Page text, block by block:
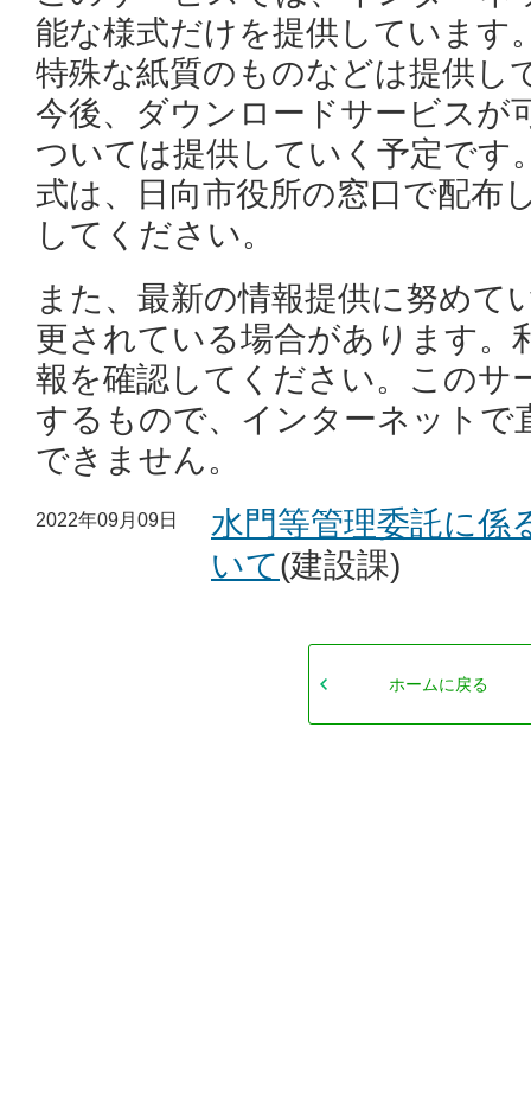
能な様式だけを提供しています
特殊な紙質のものなどは提供し
今後、ダウンロードサービスが
ついては提供していく予定です
式は、日向市役所の窓口で配布
してください。
また、最新の情報提供に努めて
更されている場合があります。
報を確認してください。このサ
するもので、インターネットで
できません。
2022年09月09日
水門等管理委託に係
いて(建設課)
ホームに戻る